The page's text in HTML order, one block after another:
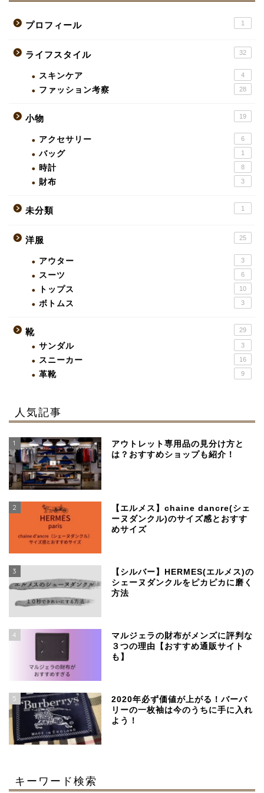
プロフィール 1
ライフスタイル 32
スキンケア 4
ファッション考察 28
小物 19
アクセサリー 6
バッグ 1
時計 8
財布 3
未分類 1
洋服 25
アウター 3
スーツ 6
トップス 10
ボトムス 3
靴 29
サンダル 3
スニーカー 16
革靴 9
人気記事
1
アウトレット専用品の見分け方と
は？おすすめショップも紹介！
2
【エルメス】chaine dancre(シェ
ーヌダンクル)のサイズ感とおすす
めサイズ
3
【シルバー】HERMES(エルメス)の
シェーヌダンクルをピカピカに磨く
方法
4
マルジェラの財布がメンズに評判な
３つの理由【おすすめ通販サイト
も】
5
2020年必ず価値が上がる！バーバ
リーの一枚袖は今のうちに手に入れ
よう！
キーワード検索
めブランド
【マルジェラ】足袋ブー
ツのサイズ感と定価より
マルジェラの財布がメン